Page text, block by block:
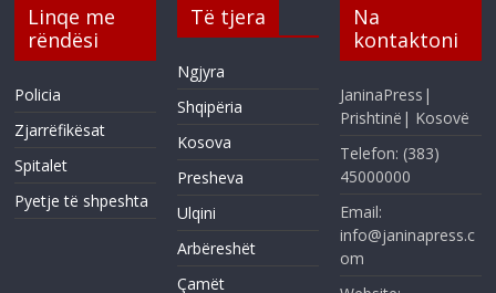
Linqe me
rëndësi
Policia
Zjarrëfikësat
Spitalet
Pyetje të shpeshta
Të tjera
Ngjyra
Shqipëria
Kosova
Presheva
Ulqini
Arbëreshët
Çamët
Na
kontaktoni
JaninaPress|
Prishtinë| Kosovë
Telefon: (383)
45000000
Email:
info@janinapress.c
om